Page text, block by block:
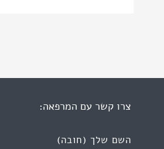
צרו קשר עם המרפאה:
השם שלך (חובה)